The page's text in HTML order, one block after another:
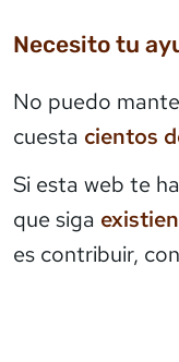
Necesito tu
No puedo
cuesta cientos
Si esta web te
que siga
es contribuir,